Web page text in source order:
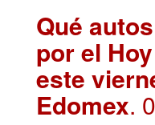
Qué
por el
este
Edomex.